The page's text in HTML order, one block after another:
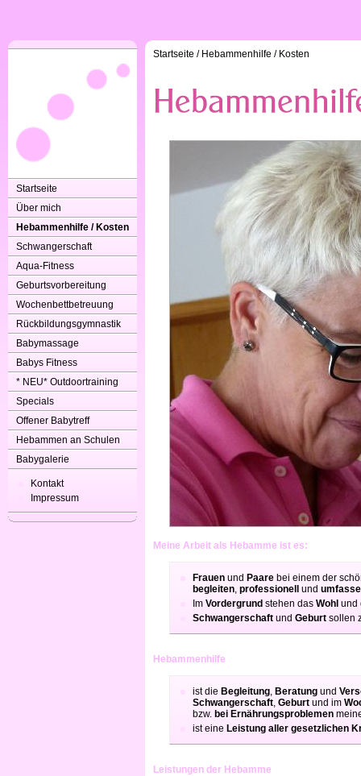
Startseite
Über mich
Hebammenhilfe / Kosten
Schwangerschaft
Aqua-Fitness
Geburtsvorbereitung
Wochenbettbetreuung
Rückbildungsgymnastik
Babymassage
Babys Fitness
* NEU* Outdoortraining
Specials
Offener Babytreff
Hebammen an Schulen
Babygalerie
Kontakt
Impressum
Startseite / Hebammenhilfe / Kosten
Meine Arbeit als Hebamme ist es:
Frauen und Paare bei einem der
begleiten, professionell und
Im Vordergrund stehen das Wohl und
Schwangerschaft und Geburt sollen
Hebammenhilfe
ist die Begleitung, Beratung und
Schwangerschaft, Geburt und im
bzw. bei Ernährungsproblemen
ist eine Leistung aller gesetzlichen
Leistungen der Hebamme